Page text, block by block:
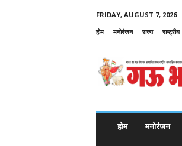
FRIDAY, AUGUST 7, 2026
होम
मनोरंजन राज्य राष्ट्रीय
u
होम
मनोरंजन